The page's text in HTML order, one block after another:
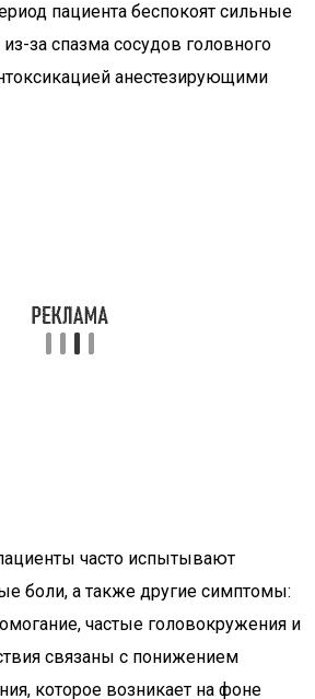
пациента беспокоят сильные
за спазма сосудов головного
анестезирующими
часто испытывают
боли, а также другие симптомы:
частые головокружения и
связаны с понижением
которое возникает на фоне